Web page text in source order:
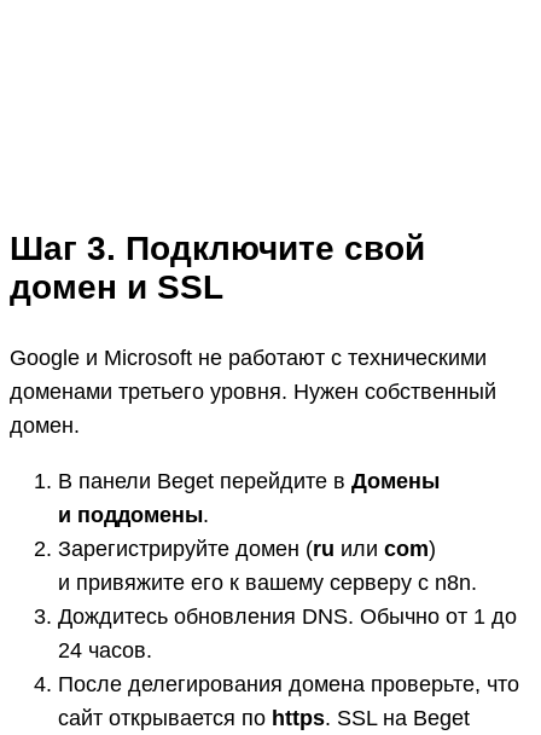
Шаг 3. Подключите свой
домен и SSL
Google и Microsoft не работают с техническими
доменами третьего уровня. Нужен собственный
домен.
В панели Beget перейдите в Домены
и поддомены.
Зарегистрируйте домен (ru или com)
и привяжите его к вашему серверу с n8n.
Дождитесь обновления DNS. Обычно от 1 до
24 часов.
После делегирования домена проверьте, что
сайт открывается по https. SSL на Beget